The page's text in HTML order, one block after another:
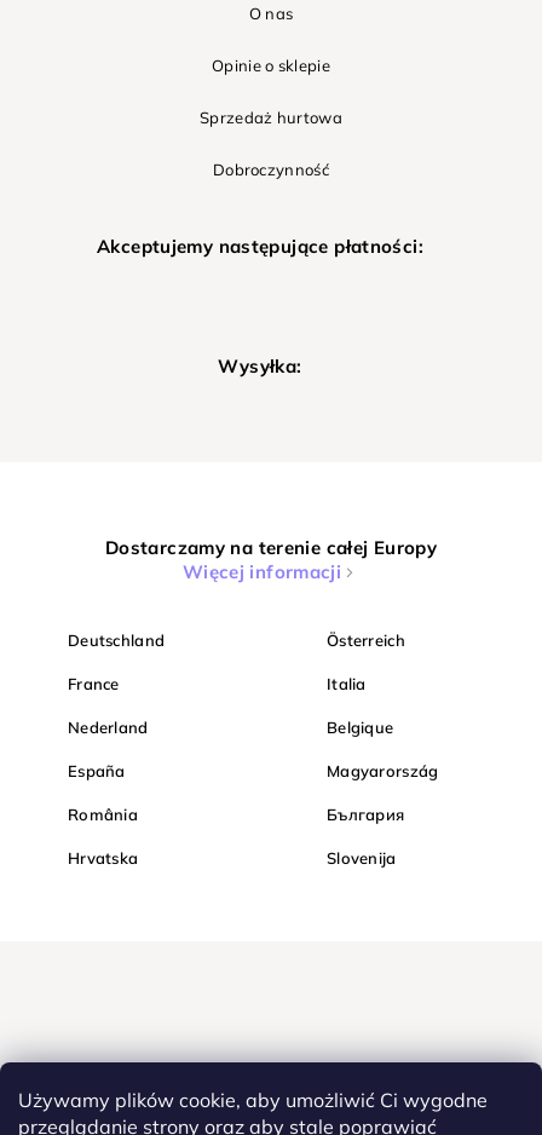
Używamy plików cookie, aby umożliwić Ci wygodne
przeglądanie strony oraz aby stale poprawiać
O nas
Opinie o sklepie
Sprzedaż hurtowa
Dobroczynność
Akceptujemy następujące płatności:
Wysyłka:
Dostarczamy na terenie całej Europy
Więcej informacji
Deutschland Österreich
France Italia
Nederland Belgique
España Magyarország
România България
Hrvatska Slovenija